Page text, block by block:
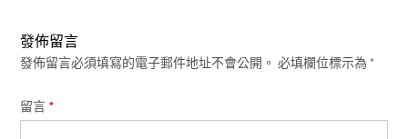
發佈留言
發佈留言必須填寫的電子郵件地址不會公開。 必填欄位標示為 *
留言 *